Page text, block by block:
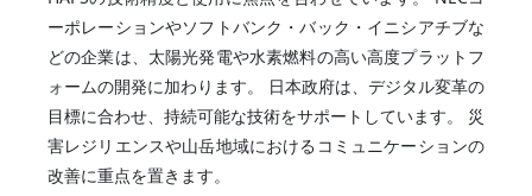
ーポレーションやソフトバンク・バック・イニシアチブな
どの企業は、太陽光発電や水素燃料の高い高度プラットフ
ォームの開発に加わります。 日本政府は、デジタル変革の
目標に合わせ、持続可能な技術をサポートしています。 災
害レジリエンスや山岳地域におけるコミュニケーションの
改善に重点を置きます。